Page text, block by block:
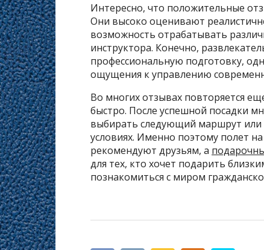
Интересно, что положительные
Они высоко оценивают
возможность отрабатывать
инструктора. Конечно,
профессиональную подготовку,
ощущения к управлению
Во многих отзывах повторяется
быстро. После успешной посадки
выбирать следующий маршрут или
условиях. Именно поэтому полет
рекомендуют друзьям, а
для тех, кто хочет подарить
познакомиться с миром